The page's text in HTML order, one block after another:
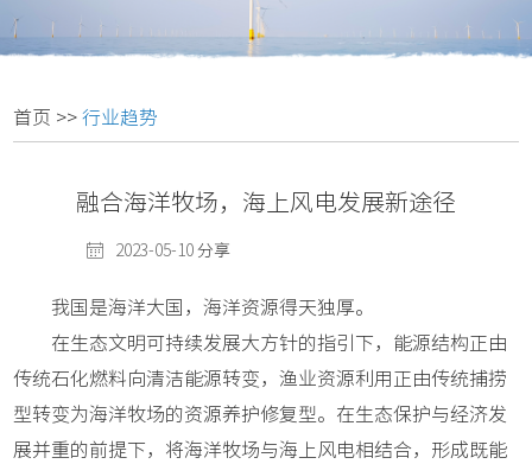
首页 >>行业趋势
融合海洋牧场，海上风电发展新途径
2023-05-10分享
我国是海洋大国，海洋资源得天独厚。
在生态文明可持续发展大方针的指引下，能源结构正由
传统石化燃料向清洁能源转变，渔业资源利用正由传统捕捞
型转变为海洋牧场的资源养护修复型。在生态保护与经济发
展并重的前提下，将海洋牧场与海上风电相结合，形成既能